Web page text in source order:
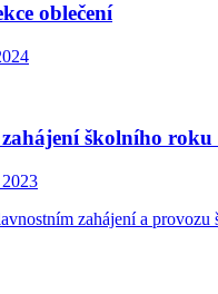
oblečení
školního roku
zahájení a provozu